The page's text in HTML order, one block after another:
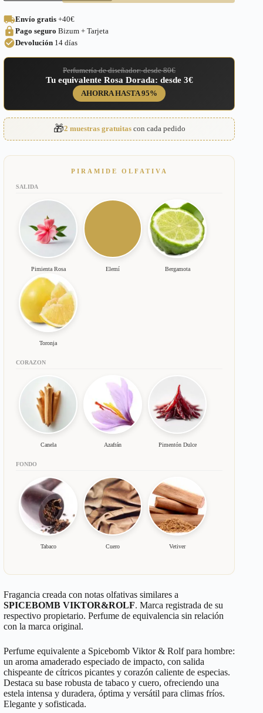
Viktor
&
Rolf
Hombre
Envío gratis +40€
Pago seguro Bizum + Tarjeta
Devolución 14 días
Perfumería de diseñador: desde 80€
Tu equivalente Rosa Dorada: desde 3€
AHORRA HASTA 95%
🎁2 muestras gratuitascon cada pedido
PIRAMIDE OLFATIVA
SALIDA
Pimienta Rosa Elemí Bergamota
Toronja
CORAZON
Canela Azafrán Pimentón Dulce
FONDO
Tabaco Cuero Vetiver
Fragancia creada con notas olfativas similares a
SPICEBOMB VIKTOR&ROLF. Marca registrada de su
respectivo propietario. Perfume de equivalencia sin relación
con la marca original.
Perfume equivalente a Spicebomb Viktor & Rolf para hombre:
un aroma amaderado especiado de impacto, con salida
chispeante de cítricos picantes y corazón caliente de especias.
Destaca su base robusta de tabaco y cuero, ofreciendo una
estela intensa y duradera, óptima y versátil para climas fríos.
Elegante y sofisticada.